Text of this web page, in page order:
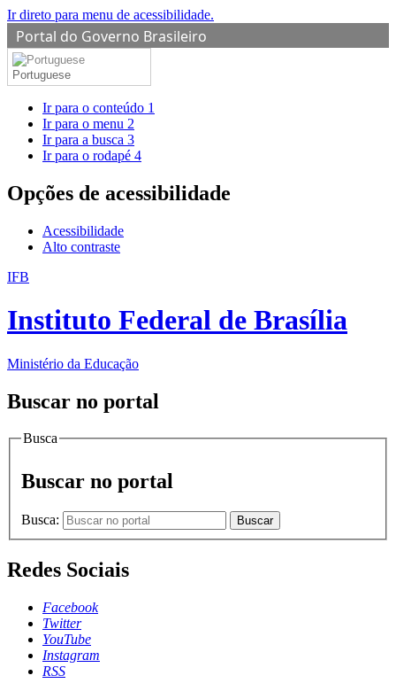
Ir direto para menu de acessibilidade.
Portal do Governo Brasileiro
Portuguese
Ir para o conteúdo 1
Ir para o menu 2
Ir para a busca 3
Ir para o rodapé 4
Opções de acessibilidade
Acessibilidade
Alto contraste
IFB
Instituto Federal de Brasília
Ministério da Educação
Buscar no portal
Busca
Buscar no portal
Busca: Buscar
Redes Sociais
Facebook
Twitter
YouTube
Instagram
RSS